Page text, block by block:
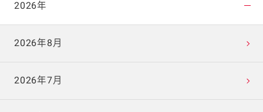
2026年
2026年8月
2026年7月